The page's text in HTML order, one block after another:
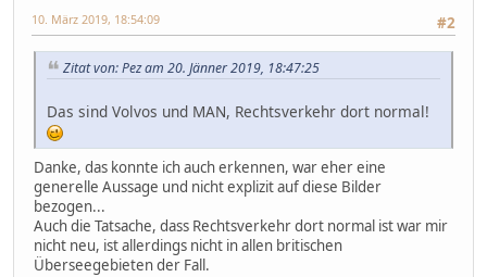
#2
10. März 2019, 18:54:09
Zitat von: Pez am 20. Jänner 2019, 18:47:25
Das sind Volvos und MAN, Rechtsverkehr dort normal!
Danke, das konnte ich auch erkennen, war eher eine
generelle Aussage und nicht explizit auf diese Bilder
bezogen...
Auch die Tatsache, dass Rechtsverkehr dort normal ist war mir
nicht neu, ist allerdings nicht in allen britischen
Überseegebieten der Fall.